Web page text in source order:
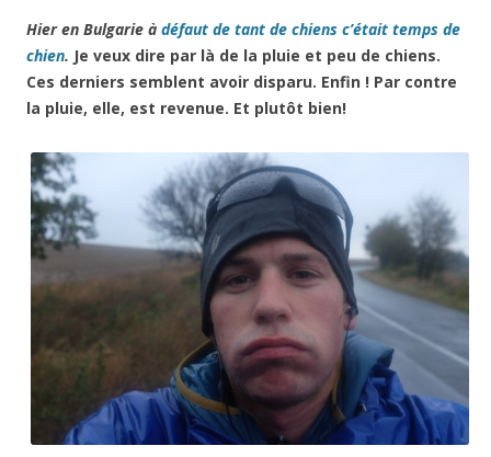
Hier en Bulgarie à défaut de tant de chiens c’était temps de
chien. Je veux dire par là de la pluie et peu de chiens.
Ces derniers semblent avoir disparu. Enfin ! Par contre
la pluie, elle, est revenue. Et plutôt bien!